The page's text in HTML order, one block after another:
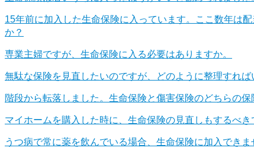
15年前に加入した生命保険に入っています。ここ数年は
か？
専業主婦ですが、生命保険に入る必要はありますか。
無駄な保険を見直したいのですが、どのように整理すれば
階段から転落しました。生命保険と傷害保険のどちらの保
マイホームを購入した時に、生命保険の見直しもするべき
うつ病で常に薬を飲んでいる場合、生命保険に加入できま